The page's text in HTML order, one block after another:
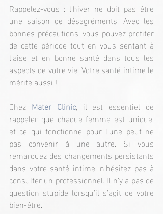
Rappelez-vous : l’hiver ne doit pas être
une saison de désagréments. Avec les
bonnes précautions, vous pouvez profiter
de cette période tout en vous sentant à
l’aise et en bonne santé dans tous les
aspects de votre vie. Votre santé intime le
mérite aussi !
Chez Mater Clinic, il est essentiel de
rappeler que chaque femme est unique,
et ce qui fonctionne pour l’une peut ne
pas convenir à une autre. Si vous
remarquez des changements persistants
dans votre santé intime, n’hésitez pas à
consulter un professionnel. Il n’y a pas de
question stupide lorsqu’il s’agit de votre
bien-être.